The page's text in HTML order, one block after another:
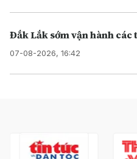
Đắk Lắk sớm vận hành
07-08-2026, 16:42